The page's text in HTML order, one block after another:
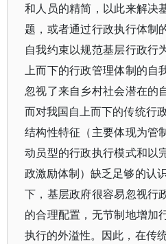
和人员的精简，以此来解决
题，或者通过行政执行体制
自我约束以规范基层行政行
上而下的行政管理体制的自
忽视了来自乡村社会潜在的
而对我国自上而下的传统行
结构性特征（主要体现为管
动员型的行政执行模式和以
政激励体制）缺乏足够的认
下，基层政府很容易忽视行
的合理配置，无节制地增加
执行的外溢性。因此，在传